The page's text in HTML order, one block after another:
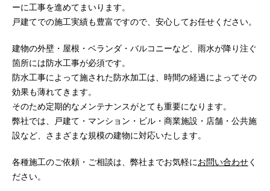
ーに工事を進めてまいります。
戸建てでの施工実績も豊富ですので、安心してお任せください。
建物の外壁・屋根・ベランダ・バルコニーなど、雨水が降り注ぐ
箇所には防水工事が必須です。
防水工事によって施された防水加工は、時間の経過によってその
効果も薄れてきます。
そのため定期的なメンテナンスがとても重要になります。
弊社では、戸建て・マンション・ビル・商業施設・店舗・公共施
設など、さまざまな規模の建物に対応いたします。
各種施工のご依頼・ご相談は、弊社までお気軽にお問い合わせく
ださい。